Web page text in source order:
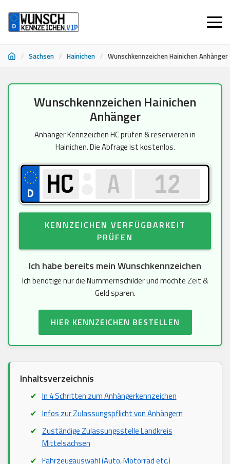
/ Sachsen / Hainichen / Wunschkennzeichen Hainichen Anhänger
Wunschkennzeichen Hainichen
Anhänger
Anhänger Kennzeichen HC prüfen & reservieren in
Hainichen. Die Abfrage ist kostenlos.
KENNZEICHEN VERFÜGBARKEIT
PRÜFEN
Ich habe bereits mein Wunschkennzeichen
Ich benötige nur die Nummernschilder und möchte Zeit &
Geld sparen.
HIER KENNZEICHEN BESTELLEN
Inhaltsverzeichnis
In 4 Schritten zum Anhängerkennzeichen
Infos zur Zulassungspflicht von Anhängern
Zuständige Zulassungsstelle Landkreis
Mittelsachsen
Fahrzeugauswahl (Auto, Motorrad etc.)